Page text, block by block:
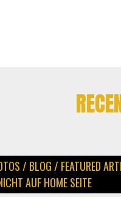
/ BLOG / FEATURED ARTI
AUF HOME SEITE